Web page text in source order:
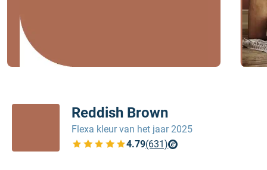
Reddish Brown
Flexa kleur van het jaar 2025
4.79(631)
Bekijk de verfplaza beoordelingen